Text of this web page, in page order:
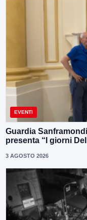
EVENTI
Guardia
presenta “I giorni
3 AGOSTO 2026